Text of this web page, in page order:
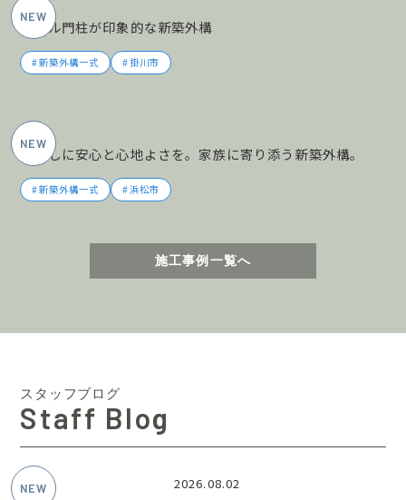
タイル門柱が印象的な新築外構
新築外構一式 掛川市
暮らしに安心と心地よさを。家族に寄り添う新築外構。
新築外構一式 浜松市
施工事例一覧へ
スタッフブログ
Staff Blog
2026.08.02